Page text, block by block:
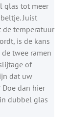
glas tot meer
Juist
temperatuur
is de kans
twee ramen
of
dat uw
dan hier
dubbel glas